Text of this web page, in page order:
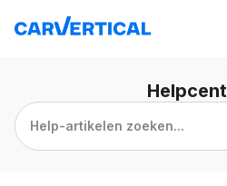
Help-artikelen zoeken...